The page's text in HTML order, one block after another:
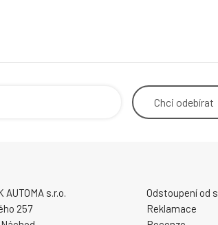
Chci odebírat
AUTOMA s.r.o.
257
Odstoupení od
Reklamace